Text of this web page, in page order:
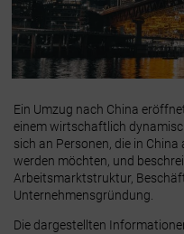
Ein Umzug nach China
einem wirtschaftlich
sich an Personen, die in
werden möchten, und
Arbeitsmarktstruktur,
Unternehmensgründung.
Die dargestellten